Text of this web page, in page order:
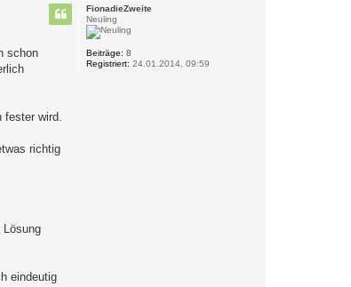
FionadieZweite
Neuling
Beiträge: 8
Registriert: 24.01.2014, 09:59
schon
wird.
richtig
Lösung
eindeutig